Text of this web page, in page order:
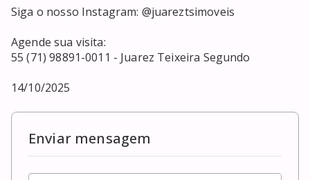
Siga o nosso Instagram: @juareztsimoveis
Agende sua visita:
55 (71) 98891-0011 - Juarez Teixeira Segundo
14/10/2025
Enviar mensagem